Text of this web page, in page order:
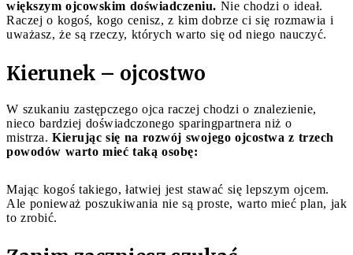
większym ojcowskim doświadczeniu. Nie chodzi o ideał.
Raczej o kogoś, kogo cenisz, z kim dobrze ci się rozmawia i
uważasz, że są rzeczy, których warto się od niego nauczyć.
Kierunek – ojcostwo
W szukaniu zastępczego ojca raczej chodzi o znalezienie,
nieco bardziej doświadczonego sparingpartnera niż o
mistrza. Kierując się na rozwój swojego ojcostwa z trzech
powodów warto mieć taką osobę:
Mając kogoś takiego, łatwiej jest stawać się lepszym ojcem.
Ale ponieważ poszukiwania nie są proste, warto mieć plan, jak
to zrobić.